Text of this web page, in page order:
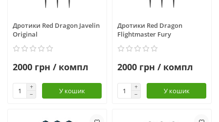
Дротики Red Dragon Javelin
Original
2000 грн / компл
У кошик
Дротики Red Dragon
Flightmaster Fury
2000 грн / компл
У кошик